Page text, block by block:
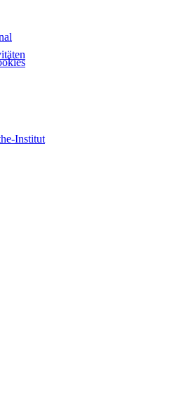
Institut